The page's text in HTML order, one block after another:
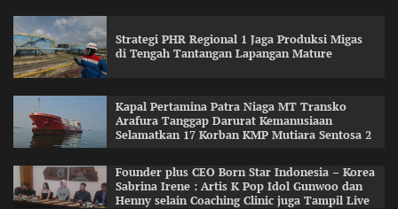
Strategi PHR Regional 1 Jaga Produksi Migas
di Tengah Tantangan Lapangan Mature
Kapal Pertamina Patra Niaga MT Transko
Arafura Tanggap Darurat Kemanusiaan
Selamatkan 17 Korban KMP Mutiara Sentosa 2
Founder plus CEO Born Star Indonesia – Korea
Sabrina Irene : Artis K Pop Idol Gunwoo dan
Henny selain Coaching Clinic juga Tampil Live